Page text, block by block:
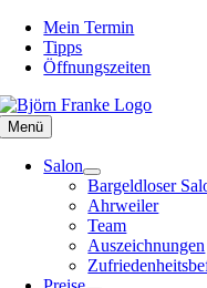
Zum
Inhalt
springen
Mein Termin
Tipps
Öffnungszeiten
Menü
Salon
Bargeldloser
Ahrweiler
Team
Auszeichnungen